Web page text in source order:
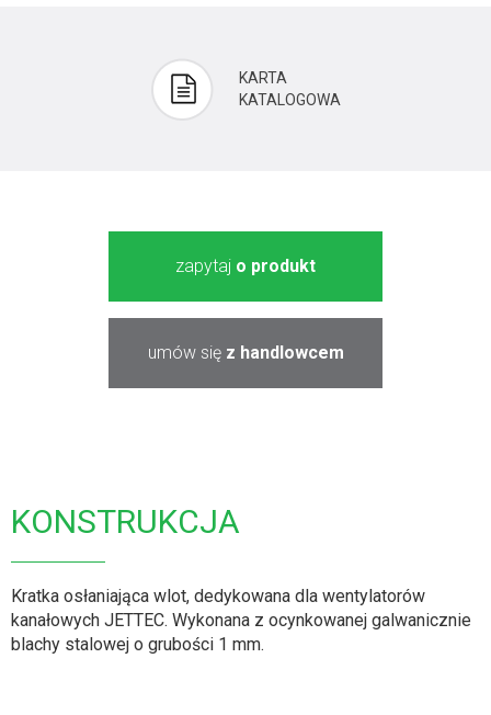
KARTA
KATALOGOWA
zapytaj o produkt
umów się z handlowcem
KONSTRUKCJA
Kratka osłaniająca wlot, dedykowana dla wentylatorów
kanałowych JETTEC. Wykonana z ocynkowanej galwanicznie
blachy stalowej o grubości 1 mm.